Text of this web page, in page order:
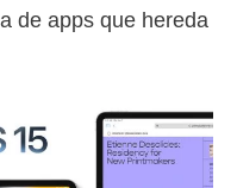
de apps que hereda